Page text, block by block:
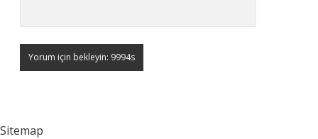
Sitemap